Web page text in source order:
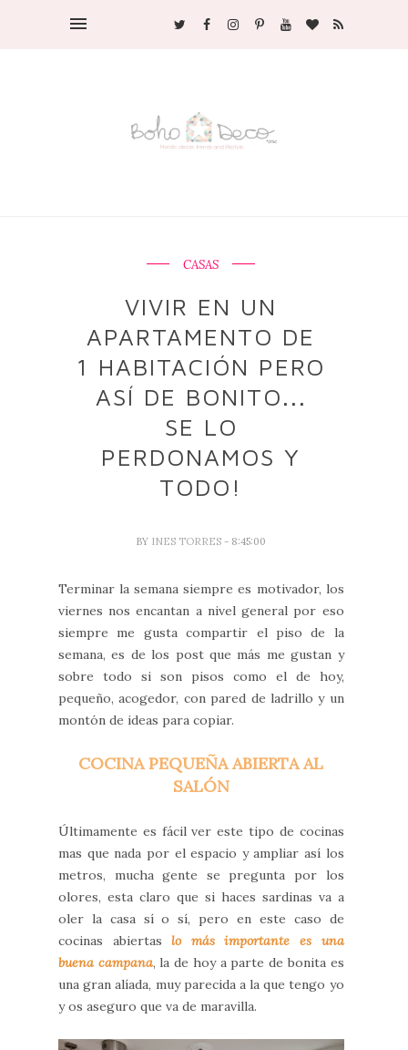
CASAS
VIVIR EN UN
APARTAMENTO DE
1 HABITACIÓN PERO
ASÍ DE BONITO...
SE LO
PERDONAMOS Y
TODO!
BY INES TORRES - 8:45:00
Terminar la semana siempre es motivador, los
viernes nos encantan a nivel general por eso
siempre me gusta compartir el piso de la
semana, es de los post que más me gustan y
sobre todo si son pisos como el de hoy,
pequeño, acogedor, con pared de ladrillo y un
montón de ideas para copiar.
COCINA PEQUEÑA ABIERTA AL
SALÓN
Últimamente es fácil ver este tipo de cocinas
mas que nada por el espacio y ampliar así los
metros, mucha gente se pregunta por los
olores, esta claro que si haces sardinas va a
oler la casa sí o sí, pero en este caso de
cocinas abiertas
lo más importante es una
buena campana, la de hoy a parte de bonita es
una gran alíada, muy parecida a la que tengo yo
y os aseguro que va de maravilla.